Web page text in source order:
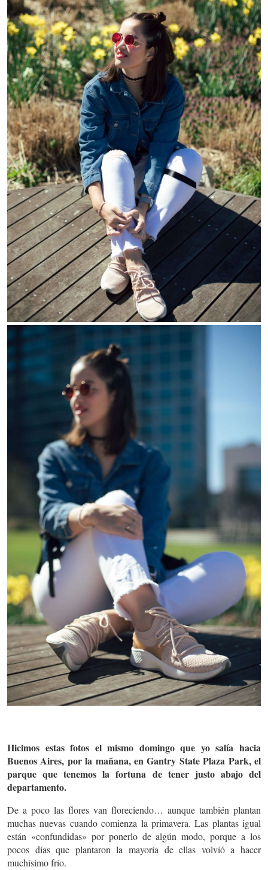
Hicimos estas fotos el mismo domingo que yo salía hacia
Buenos Aires, por la mañana, en Gantry State Plaza Park, el
parque que tenemos la fortuna de tener justo abajo del
departamento.
De a poco las flores van floreciendo… aunque también plantan
muchas nuevas cuando comienza la primavera. Las plantas igual
están «confundidas» por ponerlo de algún modo, porque a los
pocos días que plantaron la mayoría de ellas volvió a hacer
muchísimo frío.